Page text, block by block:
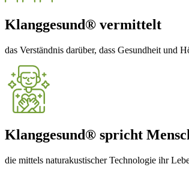
Klanggesund® vermittelt
das Verständnis darüber, dass Gesundheit und
Klanggesund® spricht
die mittels naturakustischer Technologie ihr